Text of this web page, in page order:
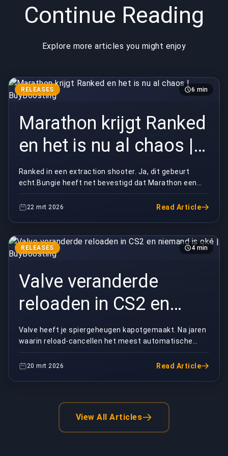
Continue Reading
Explore more articles you might enjoy
RELEASES 6 min
Marathon krijgt Ranked
en het is nu al chaos |
BuyBoosting
Ranked in een extraction shooter. Ja, dit gebeurt
echt.Bungie heeft net bevestigd dat Marathon een
volledige competitieve ranked modus krijgt, en eerl...
22 mrt 2026 Read Article
RELEASES 4 min
Valve veranderde
reloaden in CS2 en
niemand is oké |
BuyBoosting
Valve heeft je spiergeheugen kapotgemaakt. Na jaren
waarin reload-cancellen het meest automatische
ding in Counter-Strike was, heeft Valve zojuist het...
20 mrt 2026 Read Article
View All Articles